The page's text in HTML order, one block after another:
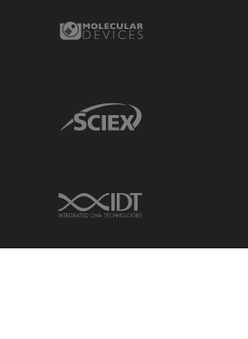
Molecular Devices Link
Sciex Link
IDT Link